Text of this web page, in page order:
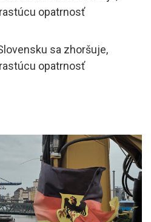
sa zhoršuje,
opatrnosť